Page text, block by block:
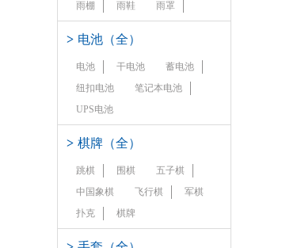
雨棚
雨鞋 雨罩
> 电池（全）
电池 干电池
蓄电池
纽扣电池
笔记本电池
UPS电池
> 棋牌（全）
跳棋 围棋
五子棋
中国象棋
飞行棋
军棋
扑克
棋牌